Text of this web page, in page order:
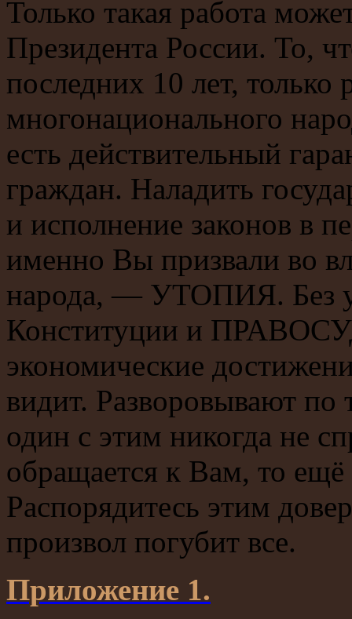
Только такая работа
Президента России. То,
последних 10 лет, только
многонационального
есть действительный
граждан. Наладить
и исполнение законов в
именно Вы призвали во
народа, — УТОПИЯ. Без
Конституции и
экономические
видит. Разворовывают
один с этим никогда не
обращается к Вам, то
Распорядитесь этим
произвол погубит все.
Приложение 1.